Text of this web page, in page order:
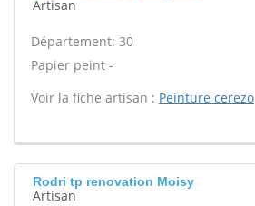
Artisan
Département: 30
Papier peint -
Voir la fiche artisan : Peinture cerezo
Rodri tp renovation Moisy
Artisan